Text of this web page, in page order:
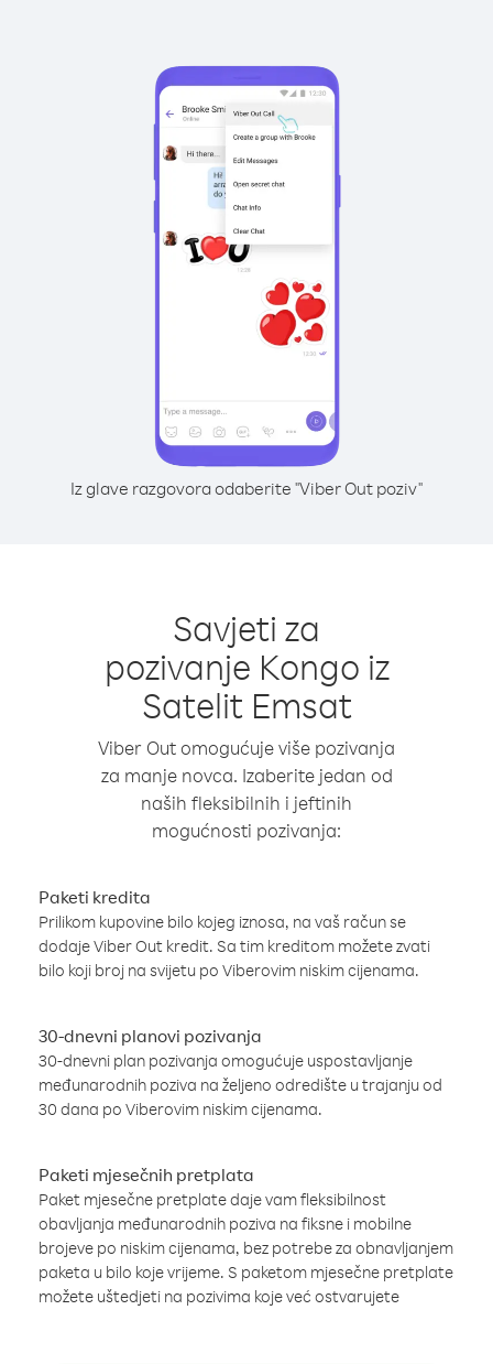
Iz glave razgovora odaberite "Viber Out poziv"
Savjeti za
pozivanje Kongo iz
Satelit Emsat
Viber Out omogućuje više pozivanja
za manje novca. Izaberite jedan od
naših fleksibilnih i jeftinih
mogućnosti pozivanja:
Paketi kredita
Prilikom kupovine bilo kojeg iznosa, na vaš račun se
dodaje Viber Out kredit. Sa tim kreditom možete zvati
bilo koji broj na svijetu po Viberovim niskim cijenama.
30-dnevni planovi pozivanja
30-dnevni plan pozivanja omogućuje uspostavljanje
međunarodnih poziva na željeno odredište u trajanju od
30 dana po Viberovim niskim cijenama.
Paketi mjesečnih pretplata
Paket mjesečne pretplate daje vam fleksibilnost
obavljanja međunarodnih poziva na fiksne i mobilne
brojeve po niskim cijenama, bez potrebe za obnavljanjem
paketa u bilo koje vrijeme. S paketom mjesečne pretplate
možete uštedjeti na pozivima koje već ostvarujete